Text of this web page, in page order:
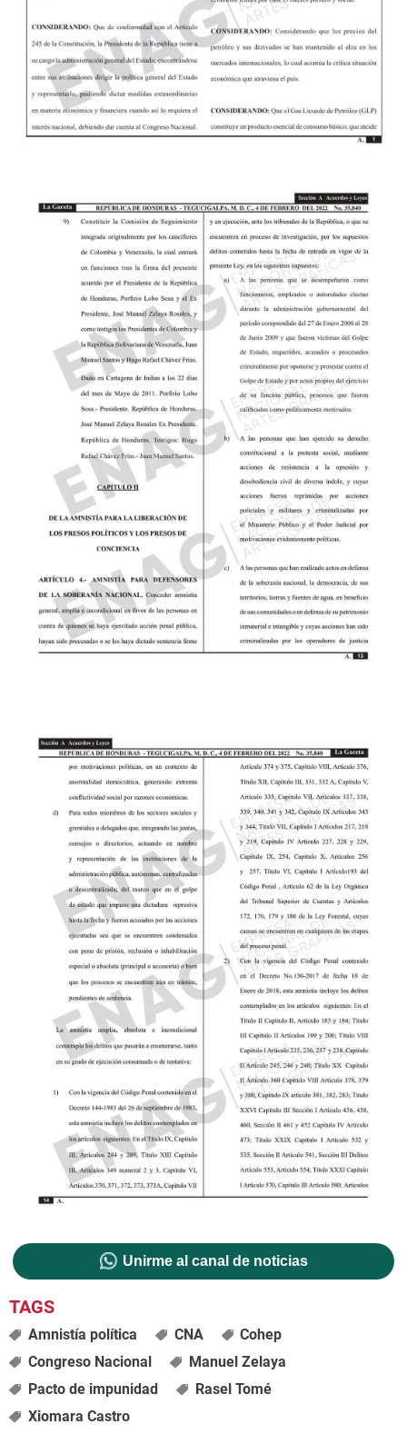
Unirme al canal de noticias
Amnistía política CNA
Cohep
Congreso Nacional
Manuel Zelaya
Pacto de impunidad
Rasel Tomé
Xiomara Castro